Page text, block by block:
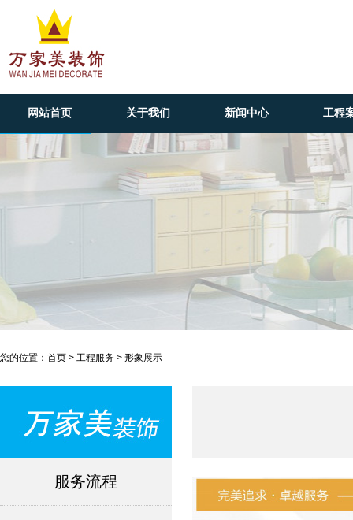
网站首页 关于我们 新闻中心 工程
您的位置：首页 > 工程服务 > 形象展示
服务流程